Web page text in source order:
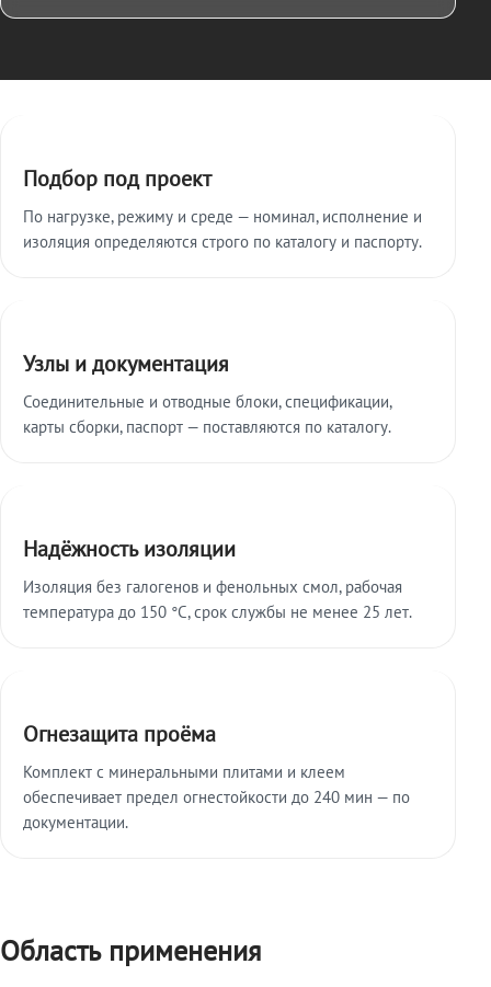
Подбор под проект
По нагрузке, режиму и среде — номинал, исполнение и
изоляция определяются строго по каталогу и паспорту.
Узлы и документация
Соединительные и отводные блоки, спецификации,
карты сборки, паспорт — поставляются по каталогу.
Надёжность изоляции
Изоляция без галогенов и фенольных смол, рабочая
температура до 150 °C, срок службы не менее 25 лет.
Огнезащита проёма
Комплект с минеральными плитами и клеем
обеспечивает предел огнестойкости до 240 мин — по
документации.
Область применения